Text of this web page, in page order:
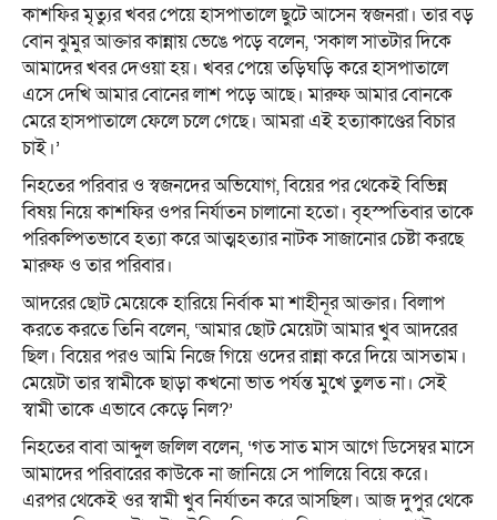
‎কাশফির মৃত্যুর খবর পেয়ে হাসপাতালে ছুটে আসেন স্বজনরা। তার বড়
বোন ঝুমুর আক্তার কান্নায় ভেঙে পড়ে বলেন, ‘সকাল সাতটার দিকে
আমাদের খবর দেওয়া হয়। খবর পেয়ে তড়িঘড়ি করে হাসপাতালে
এসে দেখি আমার বোনের লাশ পড়ে আছে। মারুফ আমার বোনকে
মেরে হাসপাতালে ফেলে চলে গেছে। আমরা এই হত্যাকাণ্ডের বিচার
চাই।’
নিহতের পরিবার ও স্বজনদের অভিযোগ, বিয়ের পর থেকেই বিভিন্ন
বিষয় নিয়ে কাশফির ওপর নির্যাতন চালানো হতো। বৃহস্পতিবার তাকে
পরিকল্পিতভাবে হত্যা করে আত্মহত্যার নাটক সাজানোর চেষ্টা করছে
মারুফ ও তার পরিবার।
‎আদরের ছোট মেয়েকে হারিয়ে নির্বাক মা শাহীনূর আক্তার। বিলাপ
করতে করতে তিনি বলেন, ‘আমার ছোট মেয়েটা আমার খুব আদরের
ছিল। বিয়ের পরও আমি নিজে গিয়ে ওদের রান্না করে দিয়ে আসতাম।
মেয়েটা তার স্বামীকে ছাড়া কখনো ভাত পর্যন্ত মুখে তুলত না। সেই
স্বামী তাকে এভাবে কেড়ে নিল?’
‎নিহতের বাবা আব্দুল জলিল বলেন, ‘গত সাত মাস আগে ডিসেম্বর মাসে
আমাদের পরিবারের কাউকে না জানিয়ে সে পালিয়ে বিয়ে করে।
এরপর থেকেই ওর স্বামী খুব নির্যাতন করে আসছিল। আজ দুপুর থেকে